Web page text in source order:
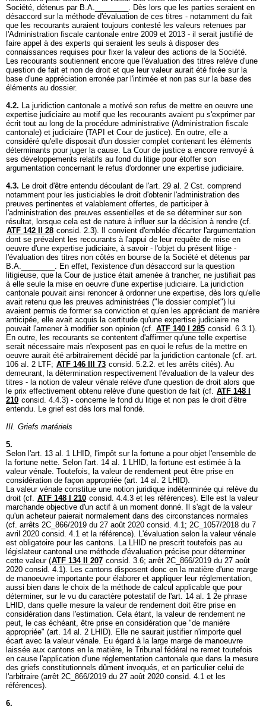
Société, détenus par B.A.________. Dès lors que les parties seraient en
désaccord sur la méthode d'évaluation de ces titres - notamment du fait
que les recourants auraient toujours contesté les valeurs retenues par
l'Administration fiscale cantonale entre 2009 et 2013 - il serait justifié de
faire appel à des experts qui seraient les seuls à disposer des
connaissances requises pour fixer la valeur des actions de la Société.
Les recourants soutiennent encore que l'évaluation des titres relève d'une
question de fait et non de droit et que leur valeur aurait été fixée sur la
base d'une appréciation erronée par l'intimée et non pas sur la base des
éléments au dossier.
4.2. La juridiction cantonale a motivé son refus de mettre en oeuvre une
expertise judiciaire au motif que les recourants avaient pu s'exprimer par
écrit tout au long de la procédure administrative (Administration fiscale
cantonale) et judiciaire (TAPI et Cour de justice). En outre, elle a
considéré qu'elle disposait d'un dossier complet contenant les éléments
déterminants pour juger la cause. La Cour de justice a encore renvoyé à
ses développements relatifs au fond du litige pour étoffer son
argumentation concernant le refus d'ordonner une expertise judiciaire.
4.3. Le droit d'être entendu découlant de l'art. 29 al. 2 Cst. comprend
notamment pour les justiciables le droit d'obtenir l'administration des
preuves pertinentes et valablement offertes, de participer à
l'administration des preuves essentielles et de se déterminer sur son
résultat, lorsque cela est de nature à influer sur la décision à rendre (cf.
ATF 142 II 28 consid. 2.3). Il convient d'emblée d'écarter l'argumentation
dont se prévalent les recourants à l'appui de leur requête de mise en
oeuvre d'une expertise judiciaire, à savoir - l'objet du présent litige -
l'évaluation des titres non côtés en bourse de la Société et détenus par
B.A.________. En effet, l'existence d'un désaccord sur la question
litigieuse, que la Cour de justice était amenée à trancher, ne justifiait pas
à elle seule la mise en oeuvre d'une expertise judiciaire. La juridiction
cantonale pouvait ainsi renoncer à ordonner une expertise, dès lors qu'elle
avait retenu que les preuves administrées ("le dossier complet") lui
avaient permis de former sa conviction et qu'en les appréciant de manière
anticipée, elle avait acquis la certitude qu'une expertise judiciaire ne
pouvait l'amener à modifier son opinion (cf. ATF 140 I 285 consid. 6.3.1).
En outre, les recourants se contentent d'affirmer qu'une telle expertise
serait nécessaire mais n'exposent pas en quoi le refus de la mettre en
oeuvre aurait été arbitrairement décidé par la juridiction cantonale (cf. art.
106 al. 2 LTF; ATF 146 III 73 consid. 5.2.2. et les arrêts cités). Au
demeurant, la détermination respectivement l'évaluation de la valeur des
titres - la notion de valeur vénale relève d'une question de droit alors que
le prix effectivement obtenu relève d'une question de fait (cf. ATF 148 I
210 consid. 4.4.3) - concerne le fond du litige et non pas le droit d'être
entendu. Le grief est dès lors mal fondé.
III. Griefs matériels
5.
Selon l'art. 13 al. 1 LHID, l'impôt sur la fortune a pour objet l'ensemble de
la fortune nette. Selon l'art. 14 al. 1 LHID, la fortune est estimée à la
valeur vénale. Toutefois, la valeur de rendement peut être prise en
considération de façon appropriée (art. 14 al. 2 LHID).
La valeur vénale constitue une notion juridique indéterminée qui relève du
droit (cf. ATF 148 I 210 consid. 4.4.3 et les références). Elle est la valeur
marchande objective d'un actif à un moment donné. Il s'agit de la valeur
qu'un acheteur paierait normalement dans des circonstances normales
(cf. arrêts 2C_866/2019 du 27 août 2020 consid. 4.1; 2C_1057/2018 du 7
avril 2020 consid. 4.1 et la référence). L'évaluation selon la valeur vénale
est obligatoire pour les cantons. La LHID ne prescrit toutefois pas au
législateur cantonal une méthode d'évaluation précise pour déterminer
cette valeur (ATF 134 II 207 consid. 3.6; arrêt 2C_866/2019 du 27 août
2020 consid. 4.1). Les cantons disposent donc en la matière d'une marge
de manoeuvre importante pour élaborer et appliquer leur réglementation,
aussi bien dans le choix de la méthode de calcul applicable que pour
déterminer, sur le vu du caractère potestatif de l'art. 14 al. 1 2e phrase
LHID, dans quelle mesure la valeur de rendement doit être prise en
considération dans l'estimation. Cela étant, la valeur de rendement ne
peut, le cas échéant, être prise en considération que "de manière
appropriée" (art. 14 al. 2 LHID). Elle ne saurait justifier n'importe quel
écart avec la valeur vénale. Eu égard à la large marge de manoeuvre
laissée aux cantons en la matière, le Tribunal fédéral ne remet toutefois
en cause l'application d'une réglementation cantonale que dans la mesure
des griefs constitutionnels dûment invoqués, et en particulier celui de
l'arbitraire (arrêt 2C_866/2019 du 27 août 2020 consid. 4.1 et les
références).
6.